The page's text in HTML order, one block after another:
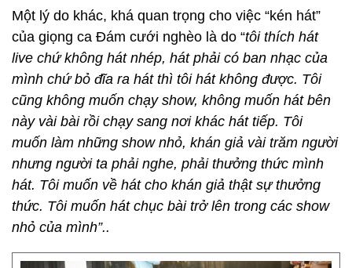
Một lý do khác, khá quan trọng cho việc “kén hát”
của giọng ca Đám cưới nghèo là do “tôi thích hát
live chứ không hát nhép, hát phải có ban nhạc của
mình chứ bỏ đĩa ra hát thì tôi hát không được. Tôi
cũng không muốn chạy show, không muốn hát bên
này vài bài rồi chạy sang nơi khác hát tiếp. Tôi
muốn làm những show nhỏ, khán giả vài trăm người
nhưng người ta phải nghe, phải thưởng thức mình
hát. Tôi muốn về hát cho khán giả thật sự thưởng
thức. Tôi muốn hát chục bài trở lên trong các show
nhỏ của mình”..